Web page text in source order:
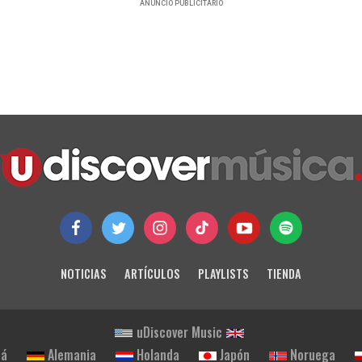
ANUNCIO PUBLICITARIO
NOTICIAS ARTÍCULOS PLAYLISTS TIENDA
uDiscover Music
Alemania Holanda Japón Noruega